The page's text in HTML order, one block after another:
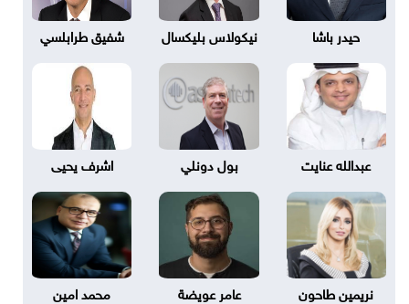
حيدر باشا نيكولاس بليكسال شفيق طرابلسي
عبدالله عنايت بول دونلي اشرف يحيى
نريمين طاحون عامر عويضة محمد امين